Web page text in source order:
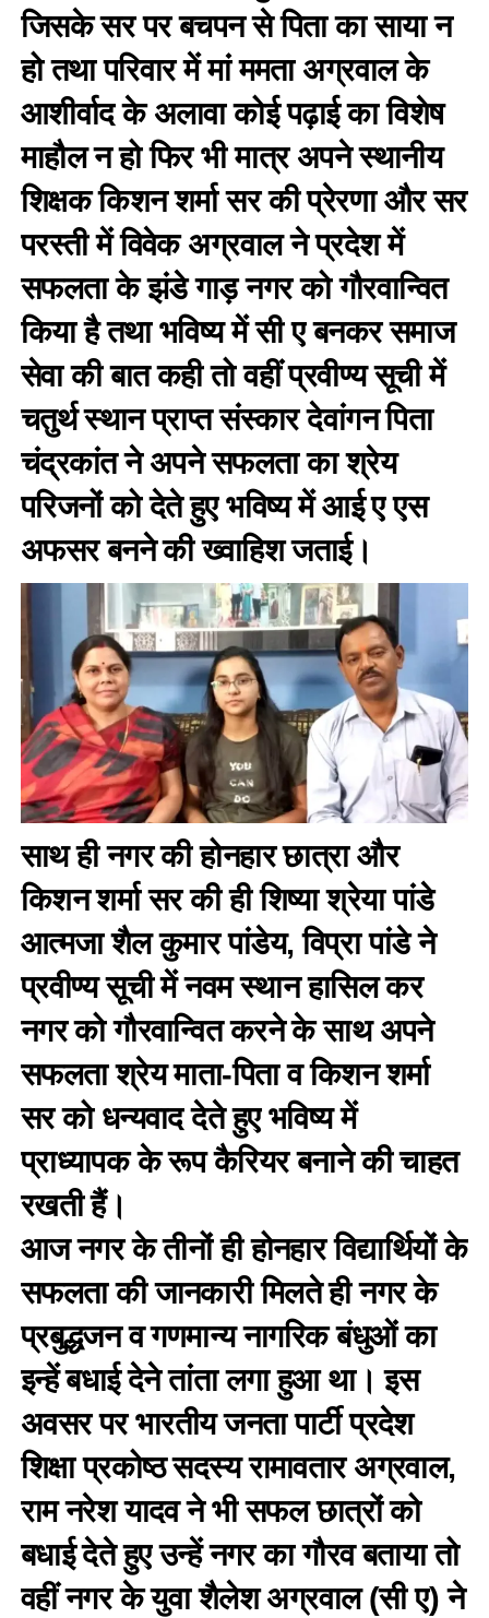
जिसके सर पर बचपन से पिता का साया न
हो तथा परिवार में मां ममता अग्रवाल के
आशीर्वाद के अलावा कोई पढ़ाई का विशेष
माहौल न हो फिर भी मात्र अपने स्थानीय
शिक्षक किशन शर्मा सर की प्रेरणा और सर
परस्ती में विवेक अग्रवाल ने प्रदेश में
सफलता के झंडे गाड़ नगर को गौरवान्वित
किया है तथा भविष्य में सी ए बनकर समाज
सेवा की बात कही तो वहीं प्रवीण्य सूची में
चतुर्थ स्थान प्राप्त संस्कार देवांगन पिता
चंद्रकांत ने अपने सफलता का श्रेय
परिजनों को देते हुए भविष्य में आई ए एस
अफसर बनने की ख्वाहिश जताई।
साथ ही नगर की होनहार छात्रा और
किशन शर्मा सर की ही शिष्या श्रेया पांडे
आत्मजा शैल कुमार पांडेय, विप्रा पांडे ने
प्रवीण्य सूची में नवम स्थान हासिल कर
नगर को गौरवान्वित करने के साथ अपने
सफलता श्रेय माता-पिता व किशन शर्मा
सर को धन्यवाद देते हुए भविष्य में
प्राध्यापक के रूप कैरियर बनाने की चाहत
रखती हैं।
आज नगर के तीनों ही होनहार विद्यार्थियों के
सफलता की जानकारी मिलते ही नगर के
प्रबुद्धजन व गणमान्य नागरिक बंधुओं का
इन्हें बधाई देने तांता लगा हुआ था। इस
अवसर पर भारतीय जनता पार्टी प्रदेश
शिक्षा प्रकोष्ठ सदस्य रामावतार अग्रवाल,
राम नरेश यादव ने भी सफल छात्रों को
बधाई देते हुए उन्हें नगर का गौरव बताया तो
वहीं नगर के युवा शैलेश अग्रवाल (सी ए) ने